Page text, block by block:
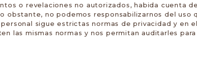
o revelaciones no autorizados, habida cuenta
obstante, no podemos responsabilizarnos del uso
sigue estrictas normas de privacidad y en
las mismas normas y nos permitan auditarles